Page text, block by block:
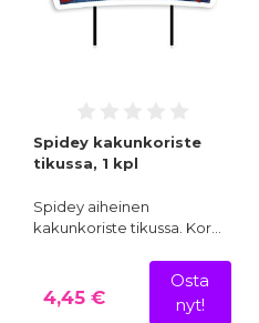
Spidey kakunkoriste
tikussa, 1 kpl
Spidey aiheinen
kakunkoriste tikussa. Kor…
4,45 €
Osta
nyt!